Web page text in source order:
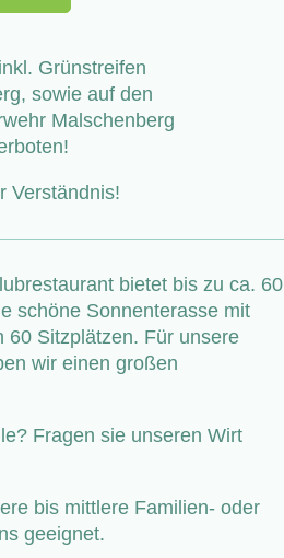
Grünstreifen
sowie auf den
Malschenberg
Verständnis!
bietet bis zu ca. 60
schöne Sonnenterasse mit
60 Sitzplätzen. Für unsere
wir einen großen
Fragen sie unseren Wirt
bis mittlere Familien- oder
geeignet.